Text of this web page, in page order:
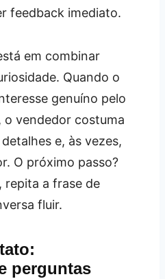
feedback imediato.
em combinar
Quando o
genuíno pelo
o vendedor costuma
e, às vezes,
O próximo passo?
repita a frase de
fluir.
perguntas